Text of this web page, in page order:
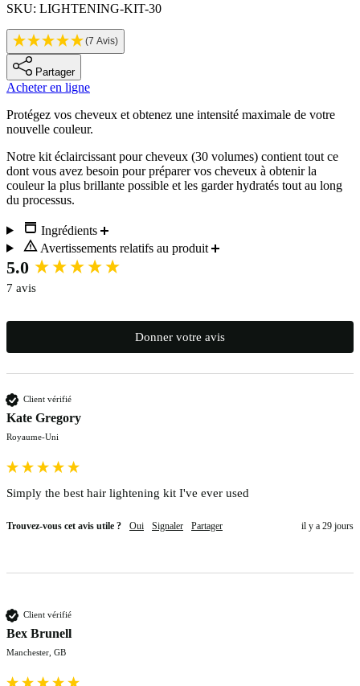
SKU: LIGHTENING-KIT-30
(7 Avis)
Partager
Acheter en ligne
Description
Protégez vos cheveux et obtenez une intensité maximale de votre
nouvelle couleur.
Notre kit éclaircissant pour cheveux (30 volumes) contient tout ce
dont vous avez besoin pour préparer vos cheveux à obtenir la
couleur la plus brillante possible et les garder hydratés tout au long
du processus.
Ingrédients
Avertissements relatifs au produit
5.0
7 avis
Donner votre avis
Client vérifié
Kate Gregory
Royaume-Uni
Simply the best hair lightening kit I've ever used
Trouvez-vous cet avis utile ? Oui Signaler Partager il y a 29 jours
Client vérifié
Bex Brunell
Manchester, GB
New content loaded